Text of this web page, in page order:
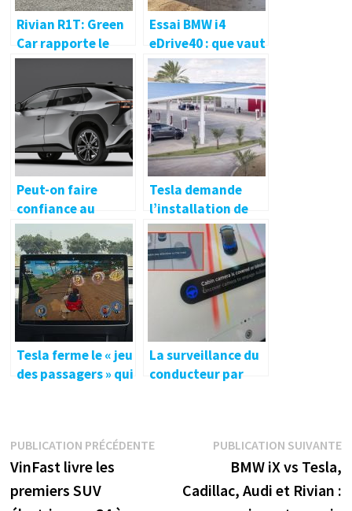
Rivian R1T: Green
Car rapporte le
finaliste de la
meilleure voiture à
acheter en 2022
Essai BMW i4
eDrive40 : que vaut
la moins chère des
Série 4 électriques
?
Peut-on faire
confiance au
premier véhicule
100% électrique de
Toyota ?
Tesla demande
l’installation de
stations
Supercharger au
Texas avec des
connecteurs CCS
Tesla ferme le « jeu
des passagers » qui
vidéo sur l’écran
central tout en
conduisant
La surveillance du
conducteur par
Reports
Navigation
de
PUBLICATION PRÉCÉDENTEPublication
VinFast livre les
premiers SUV
PUBLICATION SUIVANTE
BMW iX vs Tesla,
Cadillac, Audi et Rivian :